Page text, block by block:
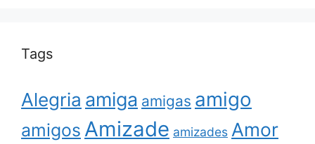
Tags
Alegria amiga amigas amigo
amigos Amizade amizades Amor